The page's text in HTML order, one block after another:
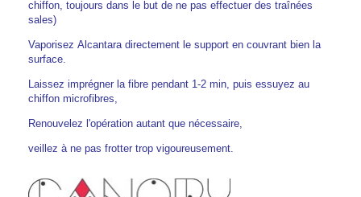
chiffon, toujours dans le but de ne pas effectuer des traînées
sales)
Vaporisez Alcantara directement le support en couvrant bien la
surface.
Laissez imprégner la fibre pendant 1-2 min, puis essuyez au
chiffon microfibres,
Renouvelez l'opération autant que nécessaire,
veillez à ne pas frotter trop vigoureusement.